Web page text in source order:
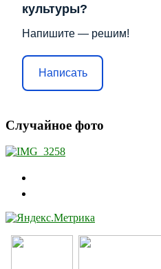
культуры?
Напишите — решим!
Написать
Случайное фото